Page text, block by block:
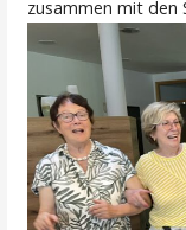
zusammen mit den